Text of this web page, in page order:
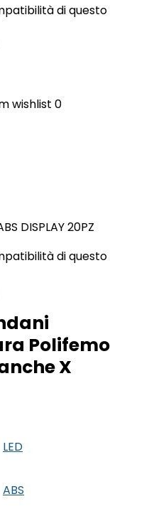
di questo
wishlist 0
DISPLAY 20PZ
di questo
Polifemo
X
‎LED
‎ABS